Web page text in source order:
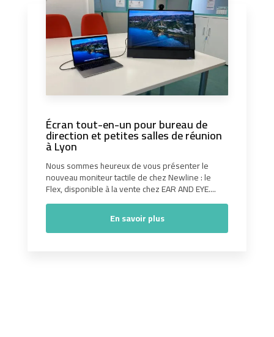
Écran tout-en-un pour bureau de
direction et petites salles de réunion
à Lyon
Nous sommes heureux de vous présenter le
nouveau moniteur tactile de chez Newline : le
Flex, disponible à la vente chez EAR AND EYE....
En savoir plus